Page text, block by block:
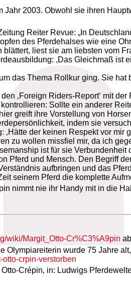
2003. Obwohl sie ihren
Reiter Revue: „In
des Pferdehalses wie eine
liest sie am liebsten vom
,Das Gleichmaß ist
das Thema Rollkur ging. Sie
‚Foreign Riders-Report‘ mit
Sollte ein anderer
greift ihre Vorstellung von
indem sie
der keinen Respekt vor
zu wollen missfiel mir, da ich
ist für sie
Pferd und Mensch. Den Begriff
aufbringen und das
seinem Pferd die komplette
nimmt nie ihr Handy mit in die
wiki/Margit_Otto-Cr%C3%A9pin
Olympiareiterin wurde 75 Jahre
crpin-verstorben
Crépin, in: Ludwigs